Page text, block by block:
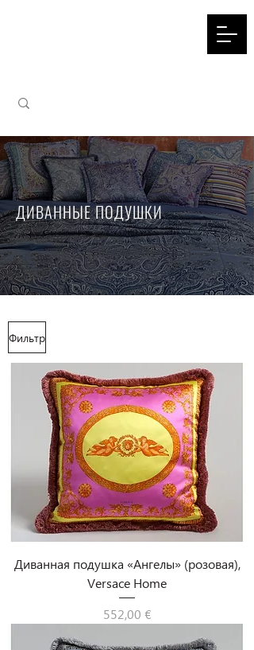
ДИВАННЫЕ ПОДУШКИ
Фильтр
Диванная подушка «Ангелы» (розовая),
Versace Home
Цена
552,00 €